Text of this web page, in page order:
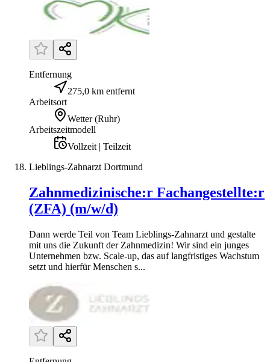
Entfernung
275,0 km entfernt
Arbeitsort
Wetter (Ruhr)
Arbeitszeitmodell
Vollzeit | Teilzeit
Lieblings-Zahnarzt Dortmund
Zahnmedizinische:r Fachangestellte:r
(ZFA) (m/w/d)
Dann werde Teil von Team Lieblings-Zahnarzt und gestalte
mit uns die Zukunft der Zahnmedizin! Wir sind ein junges
Unternehmen bzw. Scale-up, das auf langfristiges Wachstum
setzt und hierfür Menschen s...